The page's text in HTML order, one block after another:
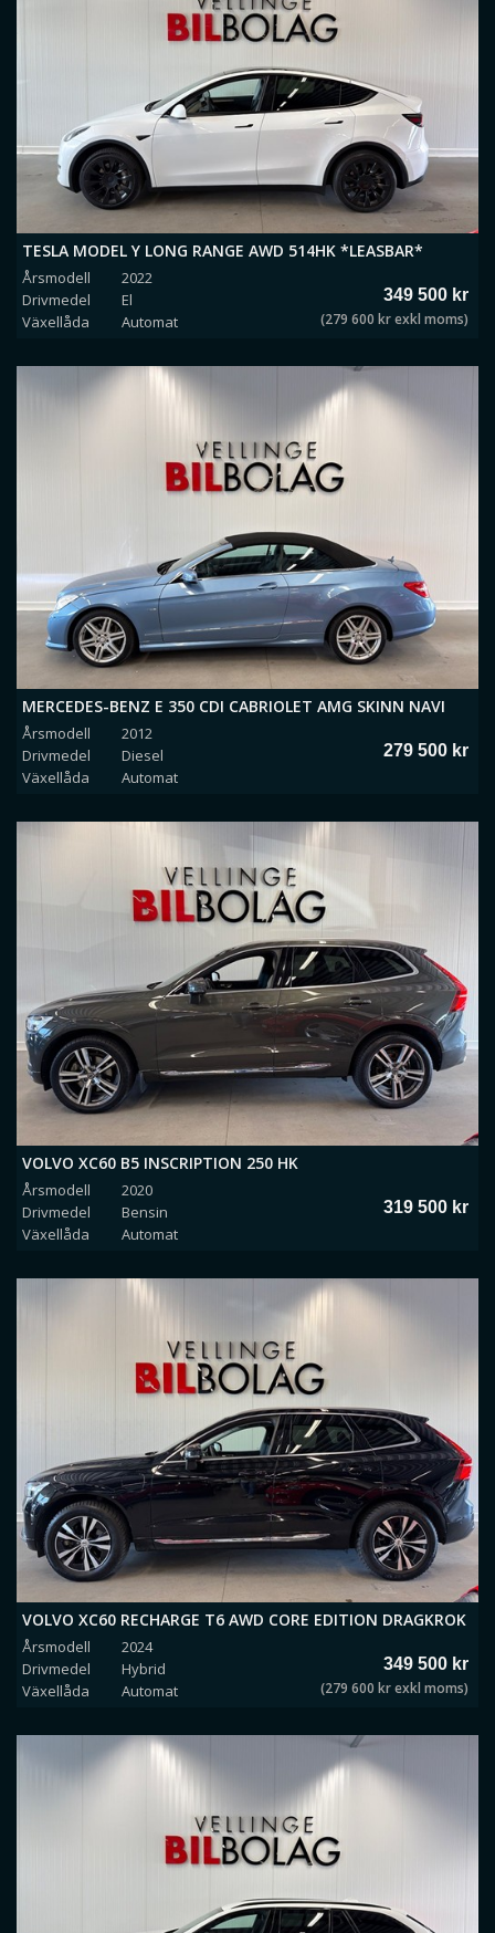
TESLA MODEL Y LONG RANGE AWD 514HK *LEASBAR*
Årsmodell
2022
Drivmedel
El
Växellåda
Automat
349 500 kr
(279 600 kr exkl moms)
MERCEDES-BENZ E 350 CDI CABRIOLET AMG SKINN NAVI
VENTILERADE STOLAR
Årsmodell
2012
Drivmedel
Diesel
Växellåda
Automat
279 500 kr
VOLVO XC60 B5 INSCRIPTION 250 HK
Årsmodell
2020
Drivmedel
Bensin
Växellåda
Automat
319 500 kr
VOLVO XC60 RECHARGE T6 AWD CORE EDITION DRAGKROK
Årsmodell
2024
Drivmedel
Hybrid
Växellåda
Automat
349 500 kr
(279 600 kr exkl moms)